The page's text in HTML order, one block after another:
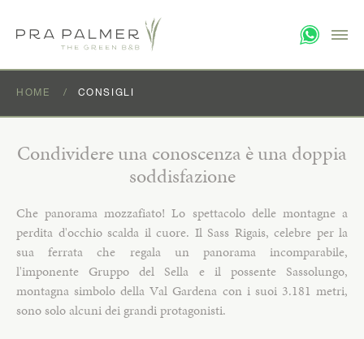
HOME CONSIGLI
Condividere una conoscenza è una doppia
soddisfazione
Che panorama mozzafiato! Lo spettacolo delle montagne a
perdita d'occhio scalda il cuore. Il Sass Rigais, celebre per la
sua ferrata che regala un panorama incomparabile,
l'imponente Gruppo del Sella e il possente Sassolungo,
montagna simbolo della Val Gardena con i suoi 3.181 metri,
sono solo alcuni dei grandi protagonisti.